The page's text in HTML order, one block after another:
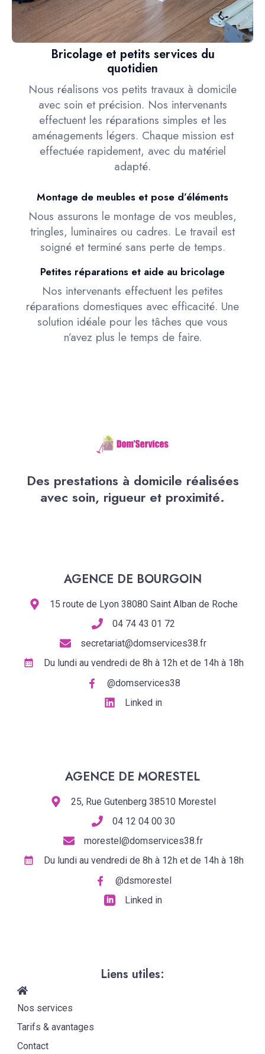
Bricolage et petits services du
quotidien
Nous réalisons vos petits travaux à domicile
avec soin et précision. Nos intervenants
effectuent les réparations simples et les
aménagements légers. Chaque mission est
effectuée rapidement, avec du matériel
adapté.
Montage de meubles et pose d’éléments
Nous assurons le montage de vos meubles,
tringles, luminaires ou cadres. Le travail est
soigné et terminé sans perte de temps.
Petites réparations et aide au bricolage
Nos intervenants effectuent les petites
réparations domestiques avec efficacité. Une
solution idéale pour les tâches que vous
n’avez plus le temps de faire.
Des prestations à domicile réalisées
avec soin, rigueur et proximité.
AGENCE DE BOURGOIN
15 route de Lyon 38080 Saint Alban de Roche
04 74 43 01 72
secretariat@domservices38.fr
Du lundi au vendredi de 8h à 12h et de 14h à 18h
@domservices38
Linked in
AGENCE DE MORESTEL
25, Rue Gutenberg 38510 Morestel
04 12 04 00 30
morestel@domservices38.fr
Du lundi au vendredi de 8h à 12h et de 14h à 18h
@dsmorestel
Linked in
Liens utiles:
Nos services
Tarifs & avantages
Contact